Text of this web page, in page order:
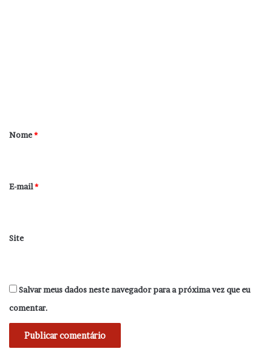
r
*
Nome*
E-mail*
Site
Salvar meus dados neste navegador para a próxima vez que eu
comentar.